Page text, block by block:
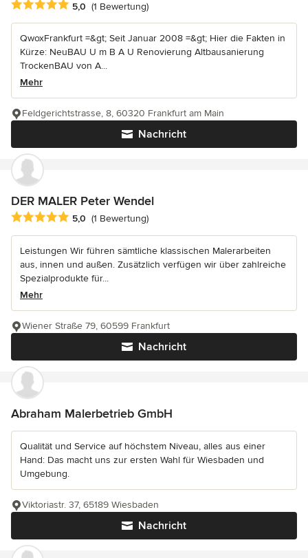
Durchschnittliche Bewertung: 5 von 5 Sternen
5,0 (1 Bewertung)
QwoxFrankfurt =&gt; Seit Januar 2008 =&gt; Hier die Fakten in
Kürze: NeuBAU U m B A U Renovierung Altbausanierung
TrockenBAU von A...
Mehr
Nachricht
Feldgerichtstrasse, 8, 60320 Frankfurt am Main
DER MALER Peter Wendel
Durchschnittliche Bewertung: 5 von 5 Sternen
5,0 (1 Bewertung)
Leistungen Wir führen sämtliche klassischen Malerarbeiten
aus, innen und außen. Zusätzlich verfügen wir über zahlreiche
Spezialprodukte für...
Mehr
Nachricht
Wiener Straße 79, 60599 Frankfurt
Abraham Malerbetrieb GmbH
Qualität und Service auf höchstem Niveau, alles aus einer
Hand: Das macht uns zur ersten Wahl für Wiesbaden und
Umgebung.
Nachricht
Viktoriastr. 37, 65189 Wiesbaden